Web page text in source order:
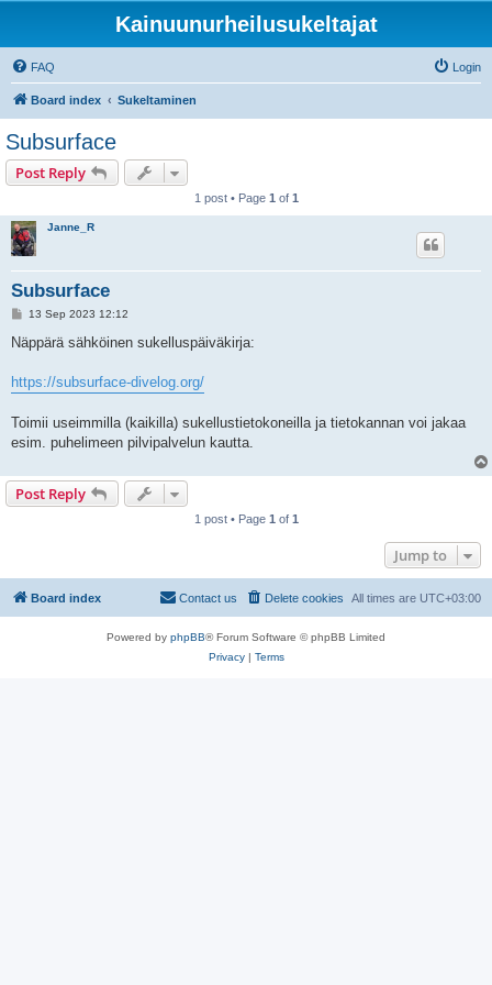
Kainuunurheilusukeltajat
FAQ Login
Board index Sukeltaminen
Subsurface
Post Reply
1 post • Page 1 of 1
Janne_R
Subsurface
P
s
13 Sep 2023 12:12
Näppärä sähköinen sukelluspäiväkirja:
https://subsurface-divelog.org/
Toimii useimmilla (kaikilla) sukellustietokoneilla ja tietokannan voi jakaa
esim. puhelimeen pilvipalvelun kautta.
Post Reply
1 post • Page 1 of 1
Jump to
Board index All times are UTC+03:00
Delete cookies
Contact us
Powered by phpBB® Forum Software © phpBB Limited
Privacy| Terms